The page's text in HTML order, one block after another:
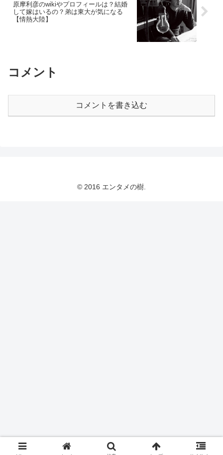
原摩利彦のwikiやプロフィールは？結婚
して嫁はいるの？弟は東大が気になる
【情熱大陸】
コメント
コメントを書き込む
© 2016 エンタメの樹.